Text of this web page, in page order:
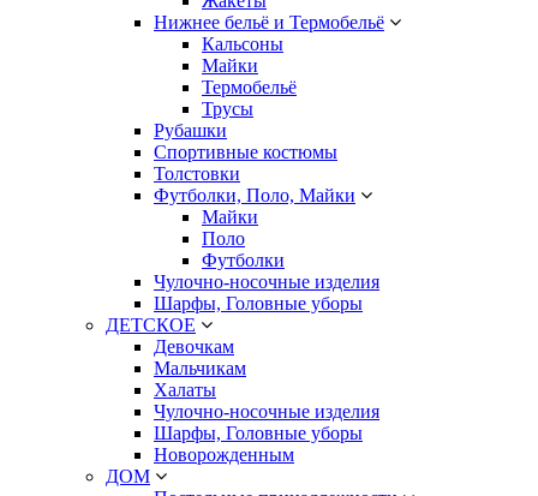
Нижнее бельё и Термобельё
Кальсоны
Майки
Термобельё
Трусы
Рубашки
Спортивные костюмы
Толстовки
Футболки, Поло, Майки
Майки
Поло
Футболки
Чулочно-носочные изделия
Шарфы, Головные уборы
ДЕТСКОЕ
Девочкам
Мальчикам
Халаты
Чулочно-носочные изделия
Шарфы, Головные уборы
Новорожденным
ДОМ